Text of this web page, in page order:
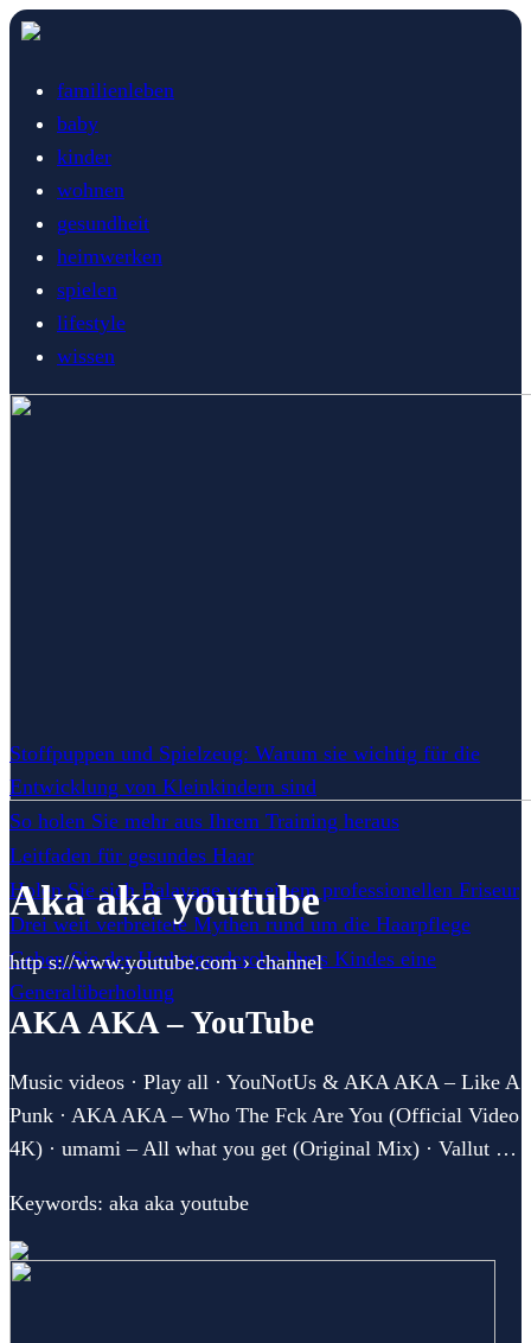
familienleben
baby
kinder
wohnen
gesundheit
heimwerken
spielen
lifestyle
wissen
Stoffpuppen und Spielzeug: Warum sie wichtig für die
Entwicklung von Kleinkindern sind
So holen Sie mehr aus Ihrem Training heraus
Leitfaden für gesundes Haar
Holen Sie sich Balayage von einem professionellen Friseur
Drei weit verbreitete Mythen rund um die Haarpflege
Geben Sie der Herbstgarderobe Ihres Kindes eine
Generalüberholung
Aka aka youtube
http s://www.youtube.com › channel
AKA AKA – YouTube
Music videos · Play all · YouNotUs & AKA AKA – Like A
Punk · AKA AKA – Who The Fck Are You (Official Video
4K) · umami – All what you get (Original Mix) · Vallut …
Keywords: aka aka youtube